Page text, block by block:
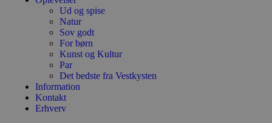
Ud og spise
Natur
Sov godt
For børn
Kunst og Kultur
Par
Det bedste fra Vestkysten
Information
Kontakt
Erhverv